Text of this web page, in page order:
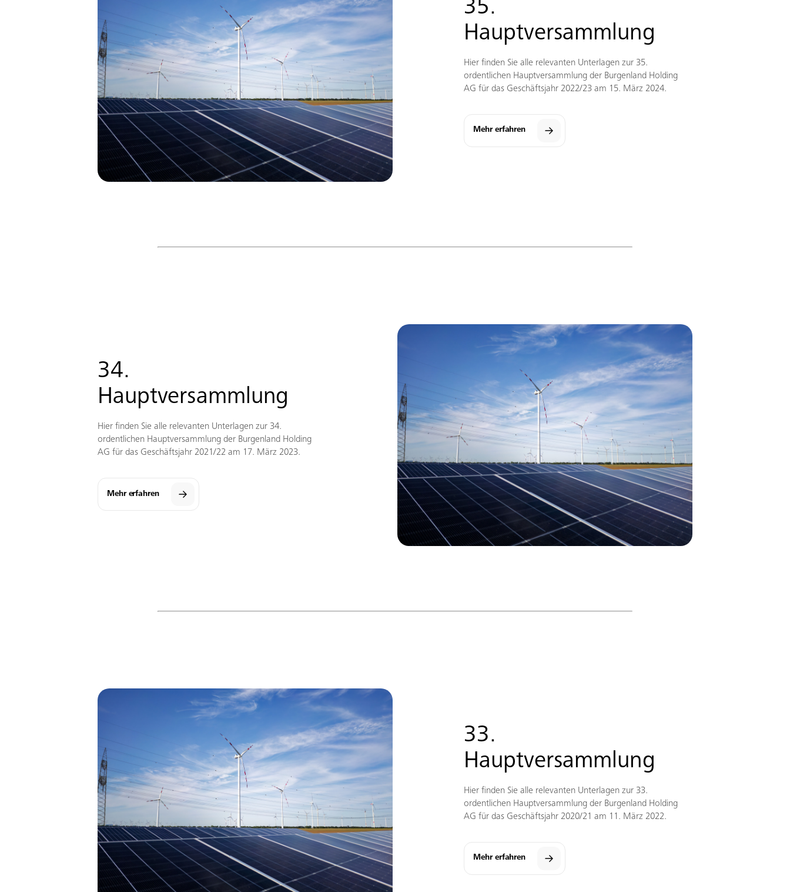
35.
Hauptversammlung
Hier finden Sie alle relevanten Unterlagen zur 35.
ordentlichen Hauptversammlung der Burgenland Holding
AG für das Geschäftsjahr 2022/23 am 15. März 2024.
Mehr erfahren
34.
Hauptversammlung
Hier finden Sie alle relevanten Unterlagen zur 34.
ordentlichen Hauptversammlung der Burgenland Holding
AG für das Geschäftsjahr 2021/22 am 17. März 2023.
Mehr erfahren
33.
Hauptversammlung
Hier finden Sie alle relevanten Unterlagen zur 33.
ordentlichen Hauptversammlung der Burgenland Holding
AG für das Geschäftsjahr 2020/21 am 11. März 2022.
Mehr erfahren